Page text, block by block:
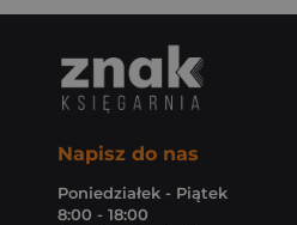
Napisz do nas
Poniedziałek - Piątek
8:00 - 18:00